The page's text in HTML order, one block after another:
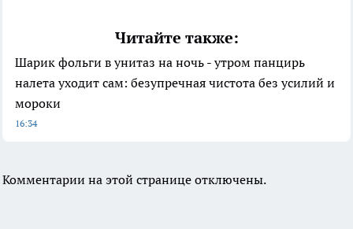
Читайте также:
Шарик фольги в унитаз на ночь - утром панцирь
налета уходит сам: безупречная чистота без усилий и
мороки
16:34
Комментарии на этой странице отключены.